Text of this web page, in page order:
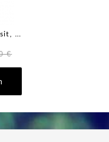
SMITH Vaihtolinssit, Replacement Lens
€